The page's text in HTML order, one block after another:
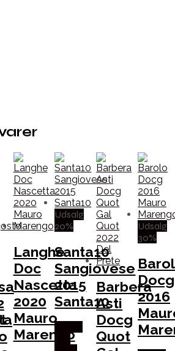
Langhe
Doc
Nascetta
2020
Mauro
Marengo
Udsalg
20%
Santa10
Sangiovese
2015
Santa10
hos
Barbera
Asti
Docg
Quot
Udsalg
30%
Docg
2016